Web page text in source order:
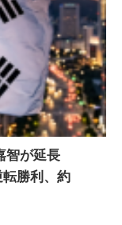
智が延長
勝利、約